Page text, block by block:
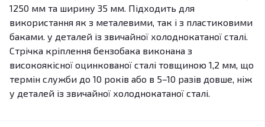
1250 мм та ширину 35 мм. Підходить для
використання як з металевими, так і з пластиковими
баками. у деталей із звичайної холоднокатаної сталі.
Стрічка кріплення бензобака виконана з
високоякісної оцинкованої сталі товщиною 1,2 мм, що
термін служби до 10 років або в 5–10 разів довше, ніж
у деталей із звичайної холоднокатаної сталі.